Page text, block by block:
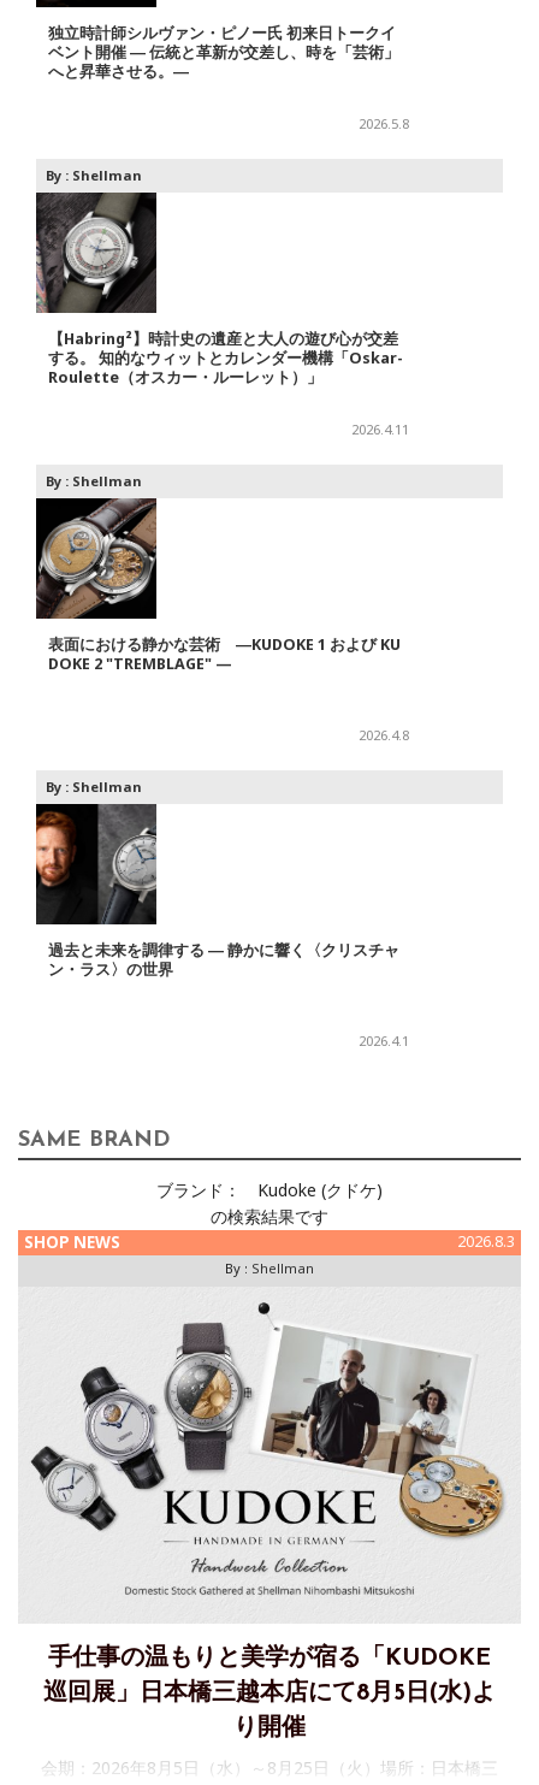
独立時計師シルヴァン・ピノー氏 初来日トークイ
ベント開催 ― 伝統と革新が交差し、時を「芸術」
へと昇華させる。―
2026.5.8
By : Shellman
【Habring²】時計史の遺産と大人の遊び心が交差
する。 知的なウィットとカレンダー機構「Oskar-
Roulette（オスカー・ルーレット）」
2026.4.11
By : Shellman
表面における静かな芸術 ―KUDOKE 1 および KU
DOKE 2 "TREMBLAGE" —
2026.4.8
By : Shellman
過去と未来を調律する ― 静かに響く〈クリスチャ
ン・ラス〉の世界
2026.4.1
SAME BRAND
ブランド：
Kudoke (クドケ)
の検索結果です
SHOP NEWS 2026.8.3
By : Shellman
手仕事の温もりと美学が宿る「KUDOKE
巡回展」日本橋三越本店にて8月5日(水)よ
り開催
会期：2026年8月5日（水）～8月25日（火）場所：日本橋三